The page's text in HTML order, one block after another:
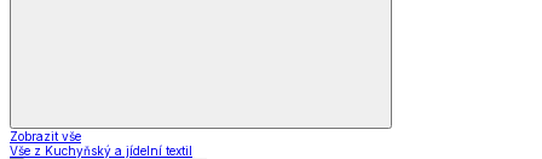
Zobrazit vše
Vše z Kuchyňský a jídelní textil